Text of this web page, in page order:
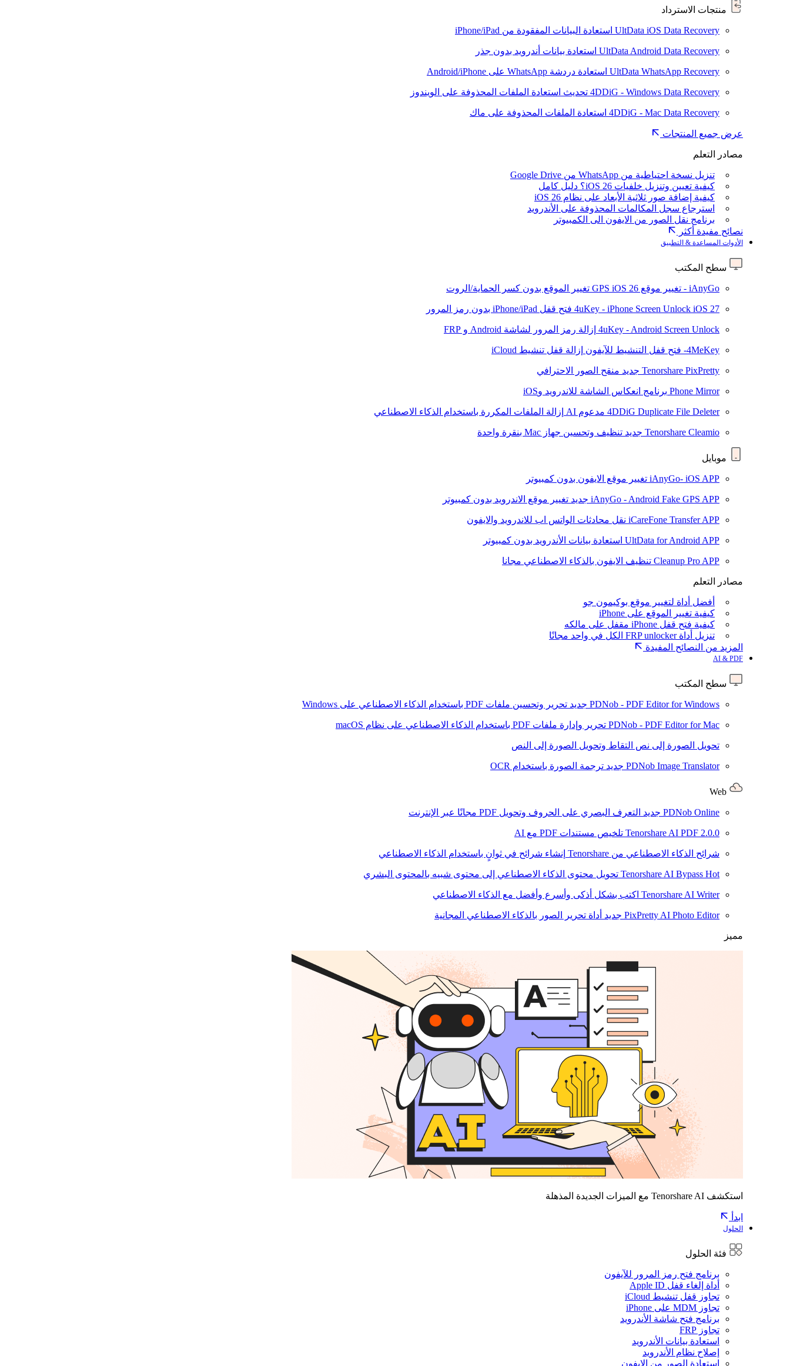
منتجات الاسترداد
UltData iOS Data Recovery استعادة البيانات المفقودة من iPhone/iPad
UltData Android Data Recovery استعادة بيانات أندرويد بدون جذر
UltData WhatsApp Recovery استعادة دردشة WhatsApp على Android/iPhone
4DDiG - Windows Data Recovery تحديث استعادة الملفات المحذوفة على الويندوز
4DDiG - Mac Data Recovery استعادة الملفات المحذوفة على ماك
عرض جميع المنتجات
مصادر التعلم
تنزيل نسخة احتياطية من WhatsApp من Google Drive
كيفية تعيين وتنزيل خلفيات iOS 26؟ دليل كامل
كيفية إضافة صور ثلاثية الأبعاد على نظام iOS 26
استرجاع سجل المكالمات المحذوفة على الأندرويد
برنامج نقل الصور من الايفون الى الكمبيوتر
نصائح مفيدة أكثر
الأدوات المساعدة & التطبيق
سطح المكتب
iAnyGo - تغيير موقع GPS iOS 26 تغيير الموقع بدون كسر الحماية/الروت
4uKey - iPhone Screen Unlock iOS 27 فتح قفل iPhone/iPad بدون رمز المرور
4uKey - Android Screen Unlock إزالة رمز المرور لشاشة Android و FRP
4MeKey- فتح قفل التنشيط للآيفون إزالة قفل تنشيط iCloud
Tenorshare PixPretty جديد منقح الصور الاحترافي
Phone Mirror برنامج انعكاس الشاشة للاندرويد وiOS
4DDiG Duplicate File Deleter مدعوم AI إزالة الملفات المكررة باستخدام الذكاء الاصطناعي
Tenorshare Cleamio جديد تنظيف وتحسين جهاز Mac بنقرة واحدة
موبايل
iAnyGo- iOS APP تغيير موقع الايفون بدون كمبيوتر
iAnyGo - Android Fake GPS APP جديد تغيير موقع الاندرويد بدون كمبيوتر
iCareFone Transfer APP نقل محادثات الواتس اب للاندرويد والايفون
UltData for Android APP استعادة بيانات الأندرويد بدون كمبيوتر
Cleanup Pro APP تنظيف الايفون بالذكاء الاصطناعي مجانا
مصادر التعلم
أفضل أداة لتغيير موقع بوكيمون جو
كيفية تغيير الموقع على iPhone
كيفية فتح قفل iPhone مقفل على مالكه
تنزيل أداة FRP unlocker الكل في واحد مجانًا
المزيد من النصائح المفيدة
AI & PDF
سطح المكتب
PDNob - PDF Editor for Windows جديد تحرير وتحسين ملفات PDF باستخدام الذكاء الاصطناعي على Windows
PDNob - PDF Editor for Mac تحرير وإدارة ملفات PDF باستخدام الذكاء الاصطناعي على نظام macOS
تحويل الصورة إلى نص التقاط وتحويل الصورة إلى النص
PDNob Image Translator جديد ترجمة الصورة باستخدام OCR
PDNob Online جديد التعرف البصري على الحروف وتحويل PDF مجانًا عبر الإنترنت
Tenorshare AI PDF 2.0.0 تلخيص مستندات PDF مع AI
شرائح الذكاء الاصطناعي من Tenorshare إنشاء شرائح في ثوانٍ باستخدام الذكاء الاصطناعي
Tenorshare AI Bypass Hot تحويل محتوى الذكاء الاصطناعي إلى محتوى شبيه بالمحتوى البشري
Tenorshare AI Writer اكتب بشكل أذكى وأسرع وأفضل مع الذكاء الاصطناعي
PixPretty AI Photo Editor جديد أداة تحرير الصور بالذكاء الاصطناعي المجانية
مميز
استكشف Tenorshare AI مع الميزات الجديدة المذهلة
ابدأ
الحلول
فئة الحلول
برنامج فتح رمز المرور للآيفون
أداة إلغاء قفل Apple ID
تجاوز قفل تنشيط iCloud
تجاوز MDM على iPhone
برنامج فتح شاشة الأندرويد
تجاوز FRP
استعادة بيانات الأندرويد
إصلاح نظام الأندرويد
استعادة الصور من الايفون